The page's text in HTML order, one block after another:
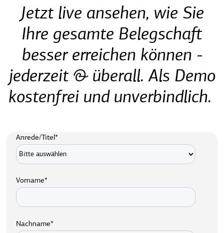
Jetzt live ansehen, wie Sie
Ihre gesamte Belegschaft
besser erreichen können -
jederzeit & überall. Als Demo
kostenfrei und unverbindlich.
Anrede/Titel*
Vorname*
Nachname*